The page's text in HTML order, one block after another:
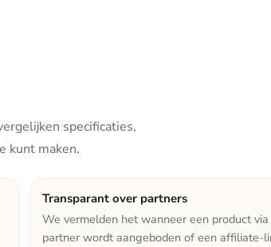
specificaties,
kunt maken.
Transparant over partners
We vermelden het wanneer een product via
partner wordt aangeboden of een affiliate-